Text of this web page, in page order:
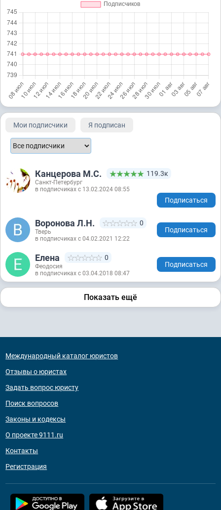
Мои подписчики Я подписан
Канцерова М.С. 119.3к
Санкт-Петербург
в подписчиках с 13.02.2024 08:55
Подписаться
Воронова Л.Н. 0
Тверь
в подписчиках с 04.02.2021 12:22
Подписаться
Елена 0
Феодосия
в подписчиках с 03.04.2018 08:47
Подписаться
Показать ещё
Международный каталог юристов
Отзывы о юристах
Задать вопрос юристу
Поиск вопросов
Законы и кодексы
О проекте 9111.ru
Контакты
Регистрация